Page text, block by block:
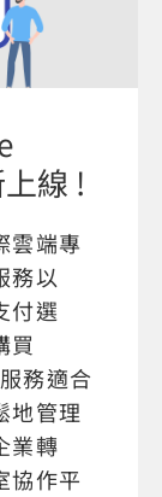
線 !
雲端專
務以
付選
買
務適合
地管理
業轉
協作平